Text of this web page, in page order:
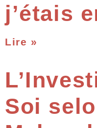
j’étais
Lire »
Soi